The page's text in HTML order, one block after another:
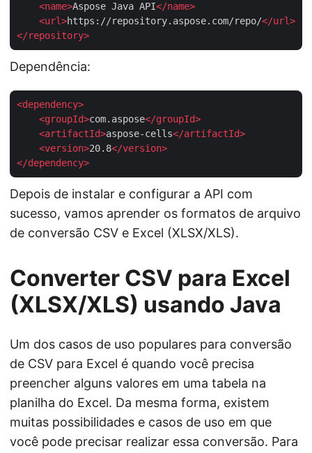
<name>Aspose Java API</name>
<url>https://repository.aspose.com/repo/</url>
</repository>
Dependência:
<dependency>
<groupId>com.aspose</groupId>
<artifactId>aspose-cells</artifactId>
<version>20.8</version>
</dependency>
Depois de instalar e configurar a API com
sucesso, vamos aprender os formatos de arquivo
de conversão CSV e Excel (XLSX/XLS).
Converter CSV para Excel
(XLSX/XLS) usando Java
Um dos casos de uso populares para conversão
de CSV para Excel é quando você precisa
preencher alguns valores em uma tabela na
planilha do Excel. Da mesma forma, existem
muitas possibilidades e casos de uso em que
você pode precisar realizar essa conversão. Para